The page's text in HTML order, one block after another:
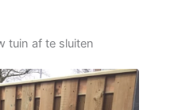
tuin af te sluiten